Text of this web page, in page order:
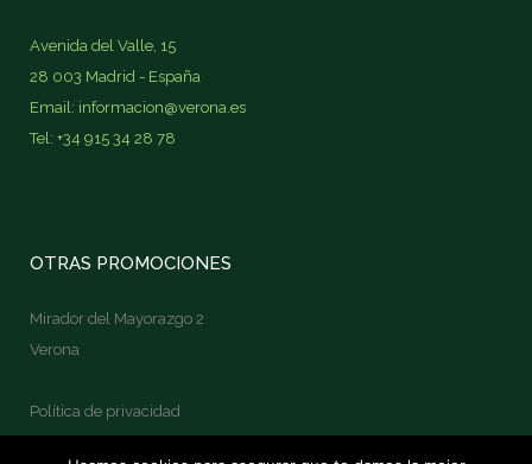
Avenida del Valle, 15
28 003 Madrid - España
Email: informacion@verona.es
Tel: +34 915 34 28 78
OTRAS PROMOCIONES
Mirador del Mayorazgo 2
Verona
Política de privacidad